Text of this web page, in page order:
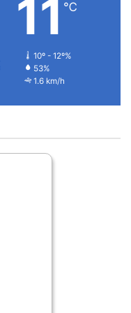
11 ℃
10º - 12º%
53%
1.6 km/h